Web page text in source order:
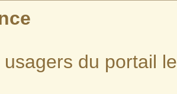
usagers du portail